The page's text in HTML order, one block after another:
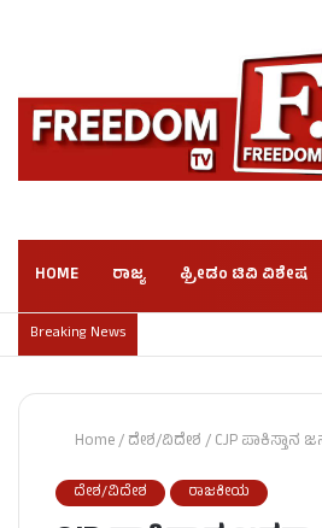
HOME ರಾಜ್ಯ ಫ್ರೀಡಂ ಟಿವಿ ವಿಶೇಷ
Breaking News
Home/ದೇಶ/ವಿದೇಶ/CJP
ದೇಶ/ವಿದೇಶ ರಾಜಕೀಯ